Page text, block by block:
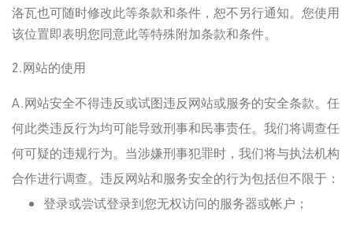
洛瓦也可随时修改此等条款和条件，恕不另行通知。您使用
该位置即表明您同意此等特殊附加条款和条件。
2.网站的使用
A.网站安全不得违反或试图违反网站或服务的安全条款。任
何此类违反行为均可能导致刑事和民事责任。我们将调查任
何可疑的违规行为。当涉嫌刑事犯罪时，我们将与执法机构
合作进行调查。违反网站和服务安全的行为包括但不限于：
登录或尝试登录到您无权访问的服务器或帐户；